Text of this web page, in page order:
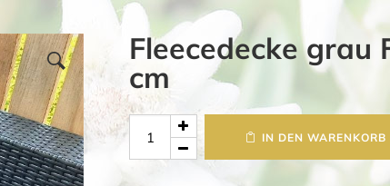
Fleecedecke grau
cm
Fleecedecke
IN DEN WARENKORB